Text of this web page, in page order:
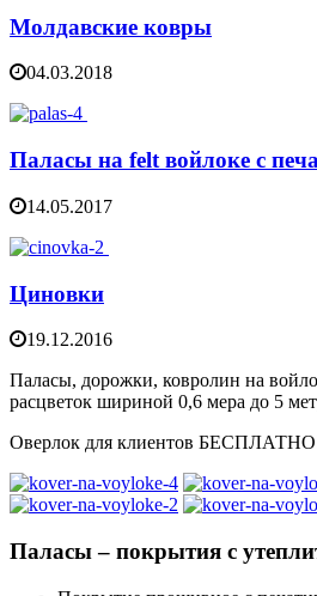
Молдавские ковры
04.03.2018
Паласы на felt войлоке с
14.05.2017
Циновки
19.12.2016
Паласы, дорожки, ковролин на
расцветок шириной 0,6 мера до 5
Оверлок для клиентов
Паласы – покрытия с